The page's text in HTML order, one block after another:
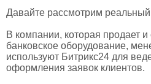
Давайте рассмотрим реальный
В компании, которая продает
банковское оборудование,
используют Битрикс24 для
оформления заявок клиентов.